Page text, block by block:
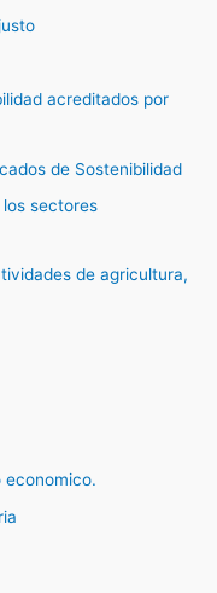
acreditados por
de Sostenibilidad
sectores
de agricultura,
economico.